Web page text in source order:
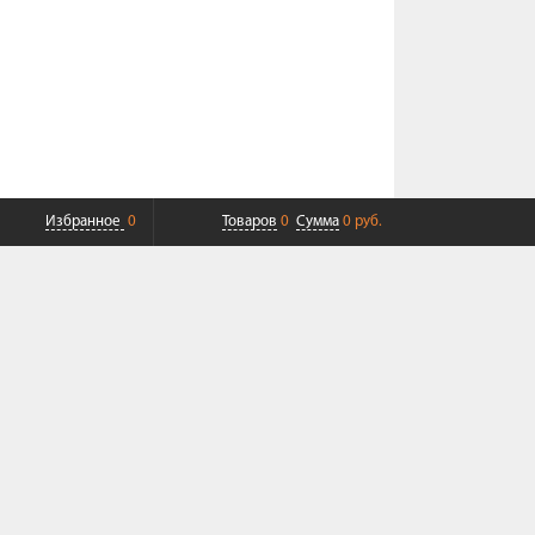
Избранное 0 Товаров 0 Сумма 0 руб.